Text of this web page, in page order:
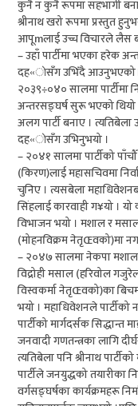
कुनै न कुनै रूपमा सहभागी
श्रीनाथ खरो रूपमा प्रस्तुत
आपूmलाई उच्च विचारले लैस
– उहाँ पार्टीमा भएका हरेक
दह«ोसँग उभिँदै आउनुभएको
२०३९÷०४० सालमा पार्टीमा
अन्तरसङ्घर्ष सुरू भएको थियो
अलग पार्टी बनाए ।
दह«ोसँग उभिनुभयो ।
– २०४१ सालमा पार्टीको
(किरण)लाई महासचिवमा
चुनिए । त्यसबेला
सिंहलाई कारवाही ग¥यो ।
विभाजन भयो । मशाल र
(मोहनविक्रम नेतृŒवको)मा
– २०४७ सालमा नेकपा
विद्रोही मसाल (हरिवोल
विस्वकर्मा नेतृŒवको)का
भयो । महाधिवेशनले
पार्टीको मार्गदर्सक
जनवादी गणतन्त्रका लागि
त्यतिबेला पनि श्रीनाथ
पार्टीले जनयुद्धको तयारीका
वर्गसङ्घर्षका कार्यक्रमहरू